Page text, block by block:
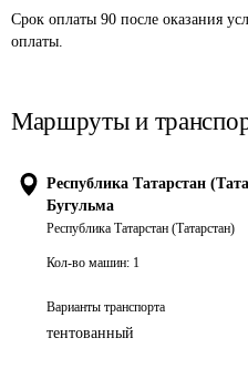
Срок оплаты 90 после оказания
оплаты.
Маршруты и
Республика Татарстан
Бугульма
Республика Татарстан (Татарстан)
Кол-во машин: 1
Варианты транспорта
тентованный